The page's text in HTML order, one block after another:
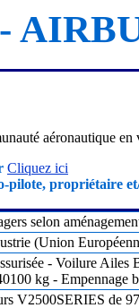
-
aéronautique en
Cliquez ici
pilote, propriétaire
selon
(Union
- Voilure Ailes
kg - Empennage
V2500SERIES de